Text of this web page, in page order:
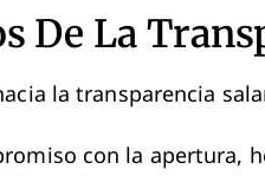
De La
la transparencia
con la apertura,